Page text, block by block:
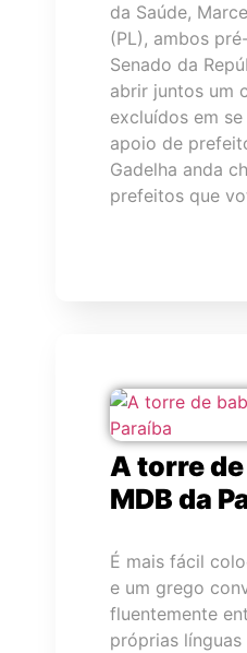
da Saúde,
(PL), ambos
Senado da
abrir juntos um
excluídos em
apoio de
Gadelha anda
prefeitos que
A torre
MDB da
É mais fácil
e um grego
fluentemente
próprias